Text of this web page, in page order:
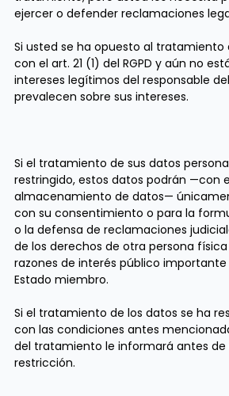
ejercer o defender reclamaciones
Si usted se ha opuesto al
con el art. 21 (1) del RGPD y aún no
intereses legítimos del responsable
prevalecen sobre sus intereses.
Si el tratamiento de sus datos
restringido, estos datos podrán —con
almacenamiento de datos—
con su consentimiento o para la
o la defensa de reclamaciones
de los derechos de otra persona
razones de interés público importante
Estado miembro.
Si el tratamiento de los datos se ha
con las condiciones antes
del tratamiento le informará antes de
restricción.